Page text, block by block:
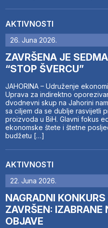
AKTIVNOSTI
26. Juna 2026.
ZAVRŠENA JE
“STOP ŠVERCU”
JAHORINA – Udruženje
Uprava za indirektno
dvodnevni skup na Jahorini
sa ciljem da se dublje rasvijetli
proizvoda u BiH. Glavni fokus
ekonomske štete i štetne
budžetu […]
AKTIVNOSTI
22. Juna 2026.
NAGRADNI
ZAVRŠEN:
OBJAVE